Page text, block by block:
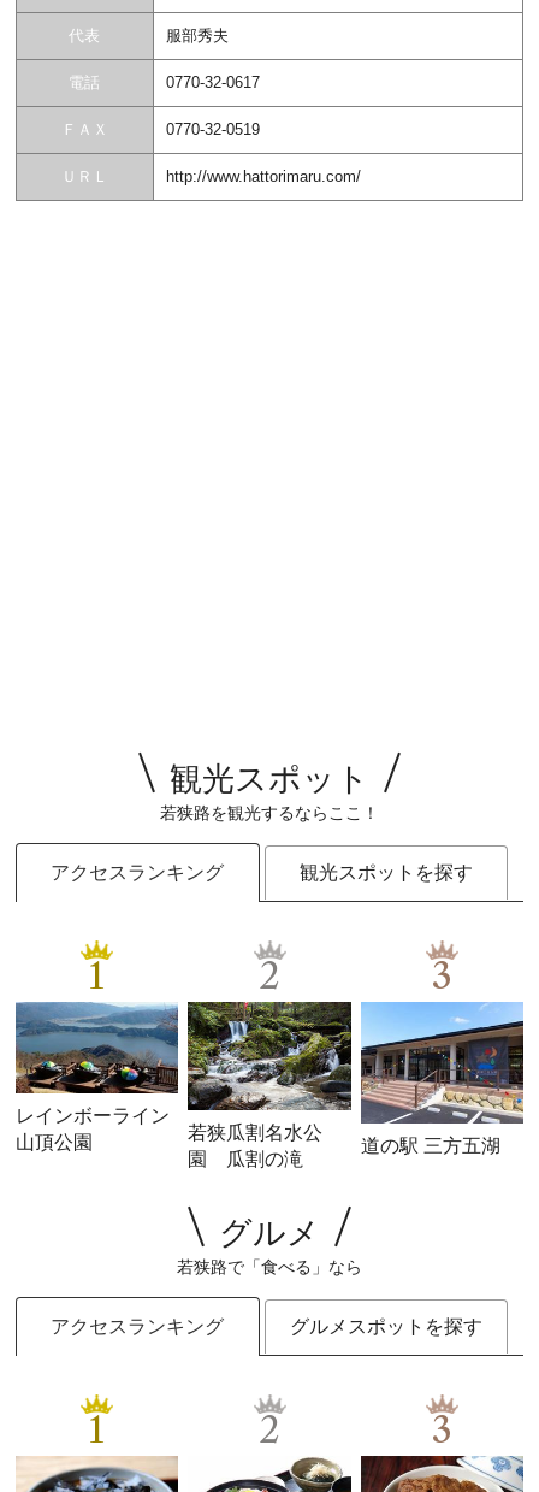
代表 服部秀夫
電話 0770-32-0617
ＦＡＸ 0770-32-0519
ＵＲＬ http://www.hattorimaru.com/
観光スポット
若狭路を観光するならここ！
アクセスランキング 観光スポットを探す
1
レインボーライン
山頂公園
2
若狭瓜割名水公
園 瓜割の滝
3
道の駅 三方五湖
グルメ
若狭路で「食べる」なら
アクセスランキング グルメスポットを探す
1 2 3